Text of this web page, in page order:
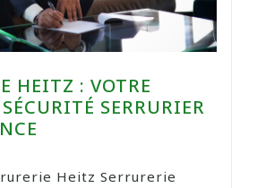
HEITZ : VOTRE
SERRURIER
Heitz Serrurerie